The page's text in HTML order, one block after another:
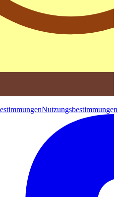
Nutzungsbestimmungen